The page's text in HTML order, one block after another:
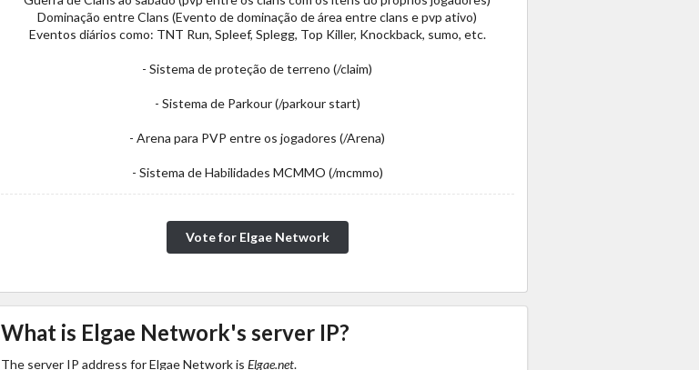
Dominação entre Clans (Evento de dominação de área entre clans e pvp ativo)
Eventos diários como: TNT Run, Spleef, Splegg, Top Killer, Knockback, sumo, etc.
- Sistema de proteção de terreno (/claim)
- Sistema de Parkour (/parkour start)
- Arena para PVP entre os jogadores (/Arena)
- Sistema de Habilidades MCMMO (/mcmmo)
Vote for Elgae Network
What is Elgae Network's server IP?
The server IP address for Elgae Network is Elgae.net.